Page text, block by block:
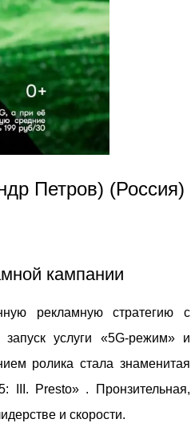
Петров) (Россия)
кампании
рекламную стратегию с
услуги «5G-режим» и
ролика стала знаменитая
III. Presto» . Пронзительная,
и скорости.